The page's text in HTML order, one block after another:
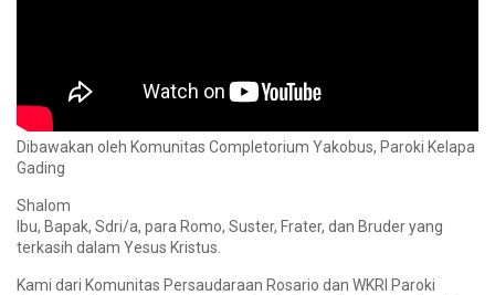
Dibawakan oleh Komunitas Completorium Yakobus, Paroki Kelapa
Gading
Shalom
Ibu, Bapak, Sdri/a, para Romo, Suster, Frater, dan Bruder yang
terkasih dalam Yesus Kristus.
Kami dari Komunitas Persaudaraan Rosario dan WKRI Paroki